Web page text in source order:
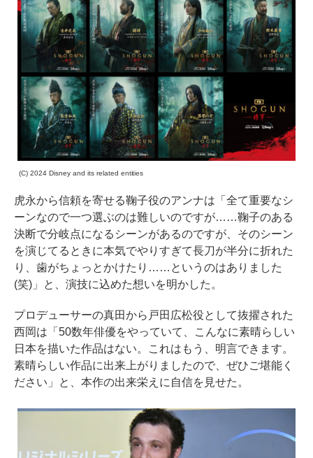
(C) 2024 Disney and its related entities
虎永から信頼を寄せる鞠子役のアンナは「全て重要なシ
ーンなので一つ選ぶのは難しいのですが……鞠子のある
決断で分岐点になるシーンがあるのですが、そのシーン
を演じてるときに本気でやりすぎて長刀が半分に折れた
り、歯がちょっとかけたり……というのはありました
(笑)」と、演技に込めた想いを明かした。
プロデューサーの真田から戸田広松役として抜擢された
西岡は「50数年俳優をやっていて、こんなに素晴らしい
日本を描いた作品はない。これはもう、明言できます。
素晴らしい作品に出来上がりましたので、ぜひご堪能く
ださい」と、本作の出来栄えに自信を見せた。